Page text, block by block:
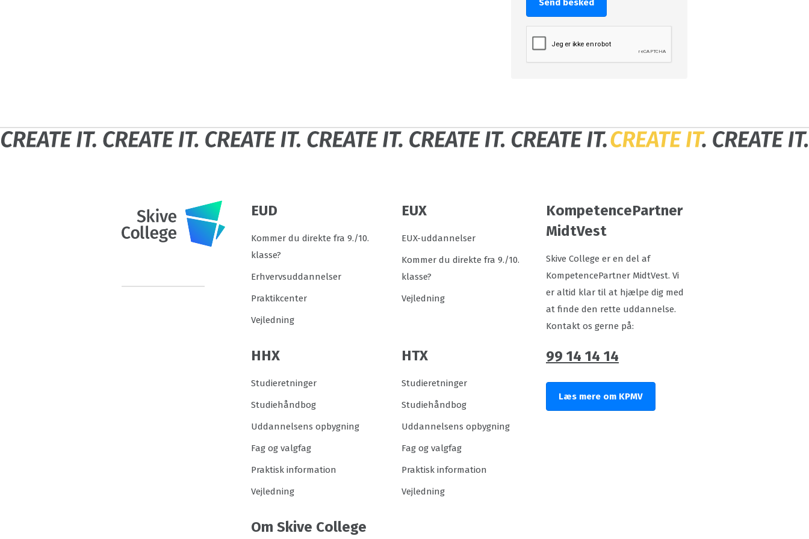
Send besked
EUD
Kommer du direkte fra 9./10.
klasse?
Erhvervsuddannelser
Praktikcenter
Vejledning
EUX
EUX-uddannelser
Kommer du direkte fra 9./10.
klasse?
Vejledning
HHX
Studieretninger
Studiehåndbog
Uddannelsens opbygning
Fag og valgfag
Praktisk information
Vejledning
HTX
Studieretninger
Studiehåndbog
Uddannelsens opbygning
Fag og valgfag
Praktisk information
Vejledning
Om Skive College
KompetencePartner
MidtVest
Skive College er en del af
KompetencePartner MidtVest. Vi
er altid klar til at hjælpe dig med
at finde den rette uddannelse.
Kontakt os gerne på:
99 14 14 14
Læs mere om KPMV